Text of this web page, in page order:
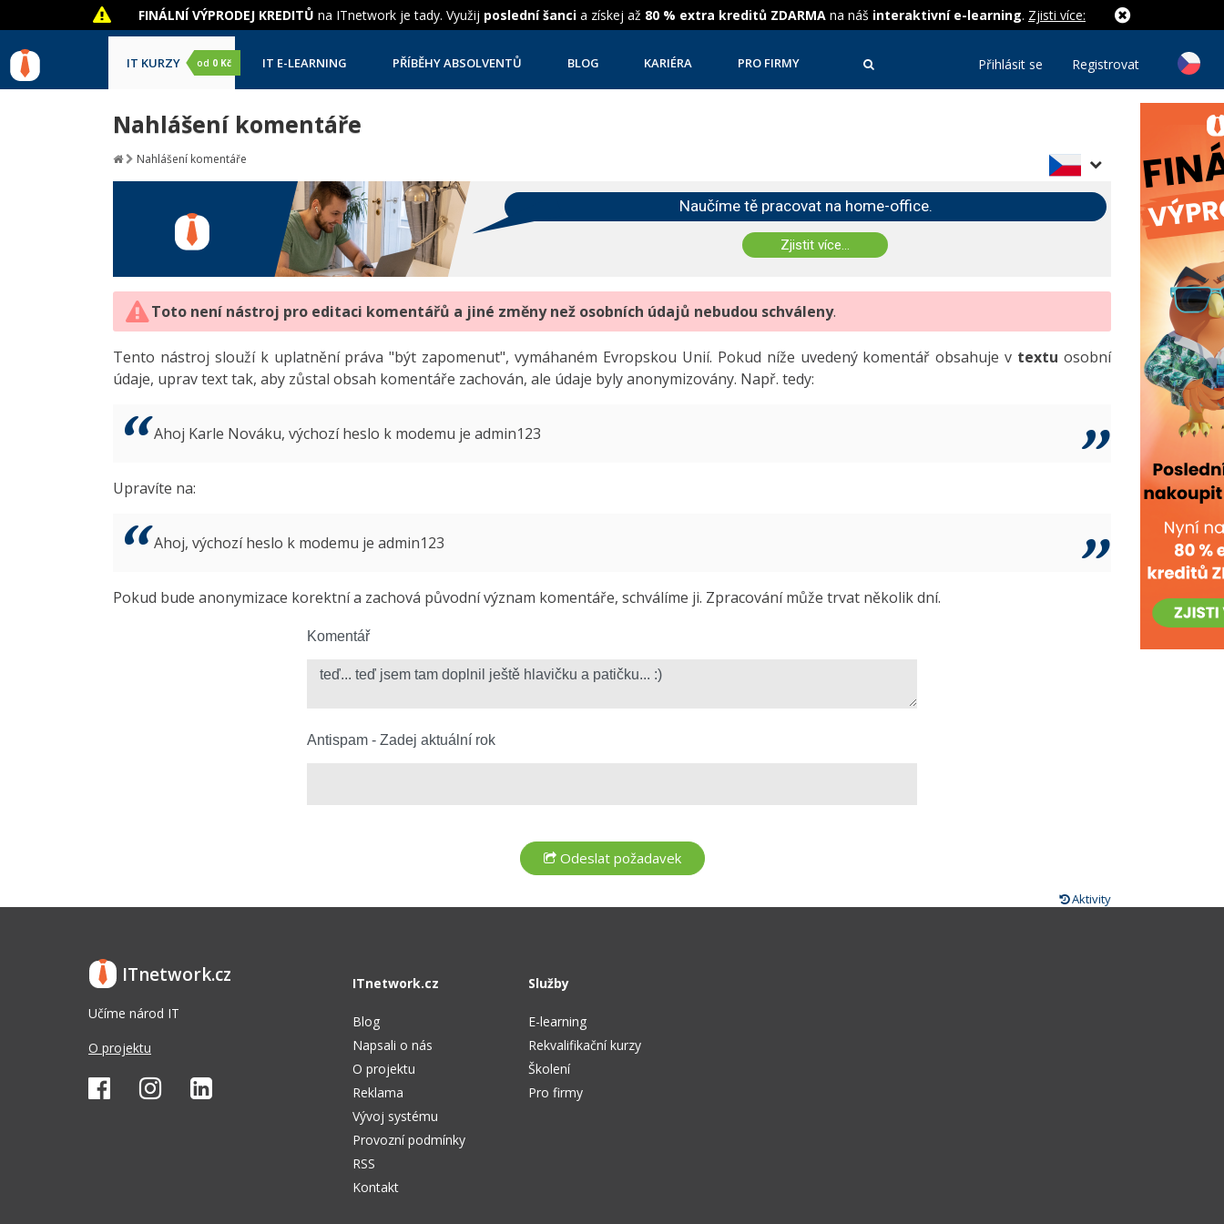
FINÁLNÍ VÝPRODEJ KREDITŮ na ITnetwork je tady. Využij poslední šanci a získej až 80 % extra kreditů ZDARMA na náš interaktivní e-learning. Zjisti více:
IT KURZY od 0 Kč IT E-LEARNING PŘÍBĚHY ABSOLVENTŮ BLOG KARIÉRA PRO FIRMY Přihlásit se Registrovat
Nahlášení komentáře
Nahlášení komentáře
Naučíme tě pracovat na home-office.
Zjistit více...
Toto není nástroj pro editaci komentářů a jiné změny než osobních údajů nebudou schváleny.
Tento nástroj slouží k uplatnění práva "být zapomenut", vymáhaném Evropskou Unií. Pokud níže uvedený komentář obsahuje v textu osobní
údaje, uprav text tak, aby zůstal obsah komentáře zachován, ale údaje byly anonymizovány. Např. tedy:
Ahoj Karle Nováku, výchozí heslo k modemu je admin123
Upravíte na:
Ahoj, výchozí heslo k modemu je admin123
Pokud bude anonymizace korektní a zachová původní význam komentáře, schválíme ji. Zpracování může trvat několik dní.
Komentář
Antispam - Zadej aktuální rok
Aktivity
ITnetwork.cz
Učíme národ IT
O projektu
ITnetwork.cz
Blog
Napsali o nás
O projektu
Reklama
Vývoj systému
Provozní podmínky
RSS
Kontakt
Služby
E-learning
Rekvalifikační kurzy
Školení
Pro firmy